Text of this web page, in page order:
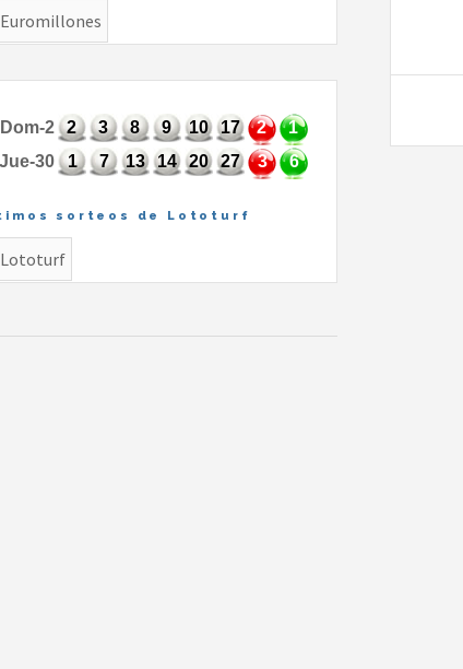
sorteos de Lototurf
Dom-2 2 3 8 9 10 17 2
1
Jue-30
1 7 13 14 20 27 3 6